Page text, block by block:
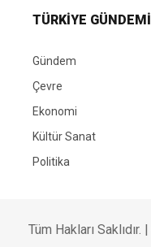
TÜRKIYE GÜNDEMI
Gündem
Çevre
Ekonomi
Kültür Sanat
Politika
Tüm Hakları Saklıdır. |